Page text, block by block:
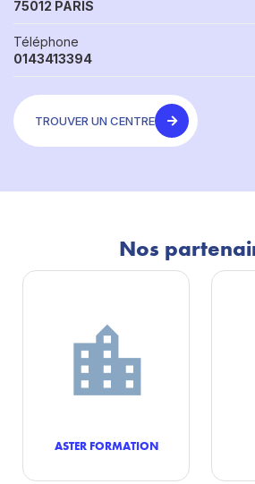
75012 PARIS
Téléphone
0143413394
TROUVER UN CENTRE
Nos
ASTER FORMATION